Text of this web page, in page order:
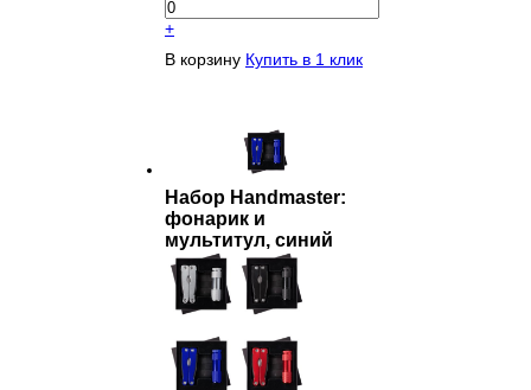
+
В корзину Купить в 1 клик
Набор Handmaster:
фонарик и
мультитул, синий